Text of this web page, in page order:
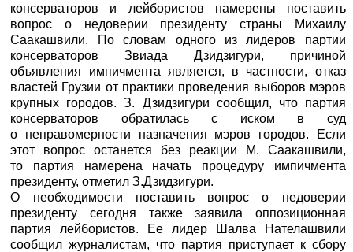
консерваторов и лейбористов намерены поставить
вопрос о недоверии президенту страны Михаилу
Саакашвили. По словам одного из лидеров партии
консерваторов Звиада Дзидзигури, причиной
объявления импичмента является, в частности, отказ
властей Грузии от практики проведения выборов мэров
крупных городов. З. Дзидзигури сообщил, что партия
консерваторов обратилась с иском в суд
о неправомерности назначения мэров городов. Если
этот вопрос останется без реакции М. Саакашвили,
то партия намерена начать процедуру импичмента
президенту, отметил З.Дзидзигури.
О необходимости поставить вопрос о недоверии
президенту сегодня также заявила оппозиционная
партия лейбористов. Ее лидер Шалва Нателашвили
сообщил журналистам, что партия приступает к сбору